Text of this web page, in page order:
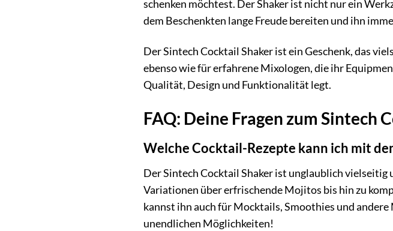
schenken möchtest. Der Shaker ist nicht nur ein
dem Beschenkten lange Freude bereiten und ihn
Der Sintech Cocktail Shaker ist ein Geschenk, das
ebenso wie für erfahrene Mixologen, die ihr
Qualität, Design und Funktionalität legt.
FAQ: Deine Fragen zum
Welche Cocktail-Rezepte kann ich mit
Der Sintech Cocktail Shaker ist unglaublich
Variationen über erfrischende Mojitos bis hin zu
kannst ihn auch für Mocktails, Smoothies und
unendlichen Möglichkeiten!